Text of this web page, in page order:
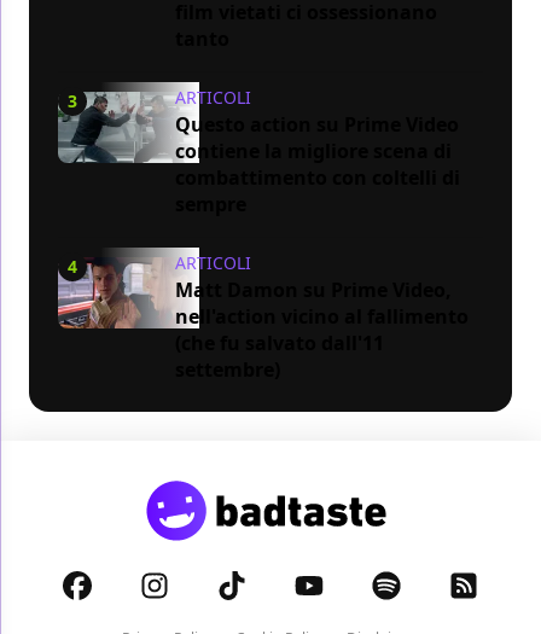
3 ARTICOLI
Questo action su Prime Video
contiene la migliore scena di
4 ARTICOLI
Matt Damon su Prime Video,
nell'action vicino al fallimento